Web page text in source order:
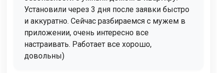
Установили через 3 дня после заявки быстро
и аккуратно. Сейчас разбираемся с мужем в
приложении, очень интересно все
настраивать. Работает все хорошо,
довольны)